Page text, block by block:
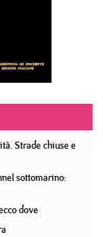
Strade chiuse e
sottomarino:
dove